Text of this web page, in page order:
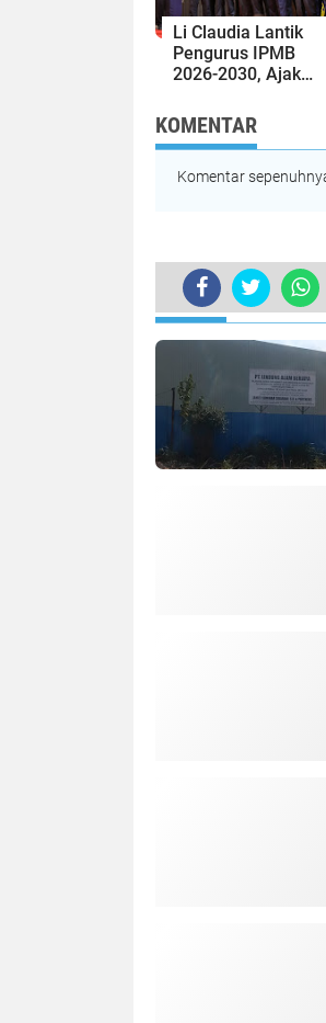
Li Claudia Lantik
Pengurus IPMB
2026-2030, Ajak
dan Sinergi
dengan Pemko
Batam
KOMENTAR
Komentar
TERKINI